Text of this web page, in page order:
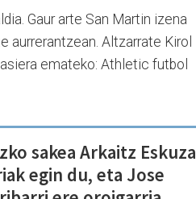
Gaur arte San Martin izena
aurrerantzean. Altzarrate Kirol
emateko: Athletic futbol
sakea Arkaitz Eskuza
egin du, eta Jose